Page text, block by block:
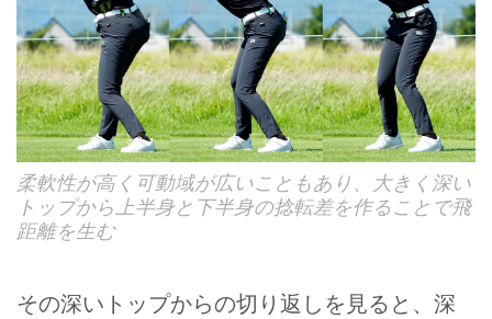
柔軟性が高く可動域が広いこともあり、大きく深い
トップから上半身と下半身の捻転差を作ることで飛
距離を生む
その深いトップからの切り返しを見ると、深